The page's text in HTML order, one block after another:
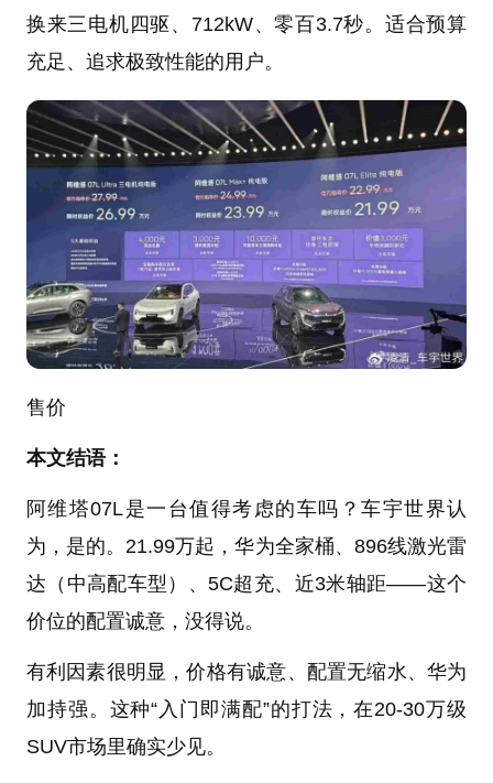
换来三电机四驱、712kW、零百3.7秒。适合预算
充足、追求极致性能的用户。
售价
本文结语：
阿维塔07L是一台值得考虑的车吗？车宇世界认
为，是的。21.99万起，华为全家桶、896线激光雷
达（中高配车型）、5C超充、近3米轴距——这个
价位的配置诚意，没得说。
有利因素很明显，价格有诚意、配置无缩水、华为
加持强。这种“入门即满配”的打法，在20-30万级
SUV市场里确实少见。